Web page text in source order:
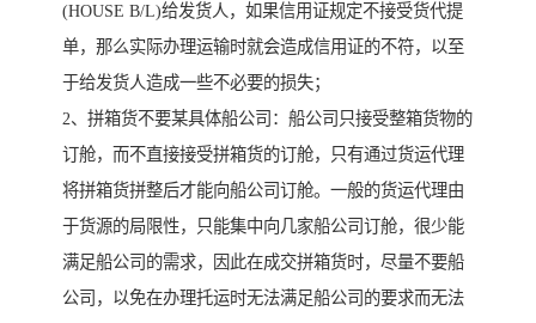
(HOUSE B/L)给发货人，如果信用证规定不接受货代提
单，那么实际办理运输时就会造成信用证的不符，以至
于给发货人造成一些不必要的损失；
2、拼箱货不要某具体船公司：船公司只接受整箱货物的
订舱，而不直接接受拼箱货的订舱，只有通过货运代理
将拼箱货拼整后才能向船公司订舱。一般的货运代理由
于货源的局限性，只能集中向几家船公司订舱，很少能
满足船公司的需求，因此在成交拼箱货时，尽量不要船
公司，以免在办理托运时无法满足船公司的要求而无法